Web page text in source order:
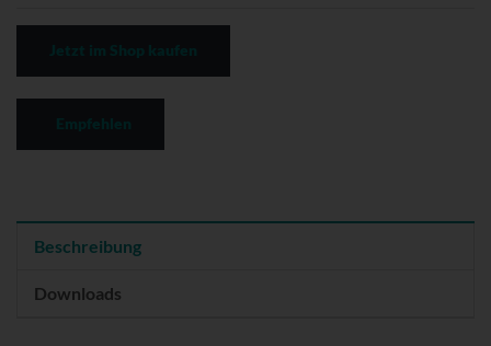
Beschreibung
Downloads